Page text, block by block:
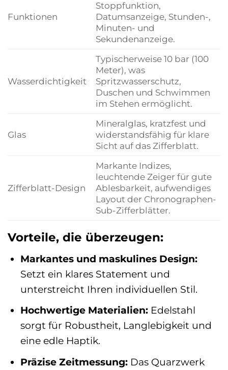
Funktionen
Stoppfunktion,
Datumsanzeige, Stunden-,
Minuten- und
Sekundenanzeige.
Wasserdichtigkeit
Typischerweise 10 bar (100
Meter), was
Spritzwasserschutz,
Duschen und Schwimmen
im Stehen ermöglicht.
Glas
Mineralglas, kratzfest und
widerstandsfähig für klare
Sicht auf das Zifferblatt.
Zifferblatt-Design
Markante Indizes,
leuchtende Zeiger für gute
Ablesbarkeit, aufwendiges
Layout der Chronographen-
Sub-Zifferblätter.
Vorteile, die überzeugen:
Markantes und maskulines Design:
Setzt ein klares Statement und
unterstreicht Ihren individuellen Stil.
Hochwertige Materialien:Edelstahl
sorgt für Robustheit, Langlebigkeit und
eine edle Haptik.
Präzise Zeitmessung:Das Quarzwerk